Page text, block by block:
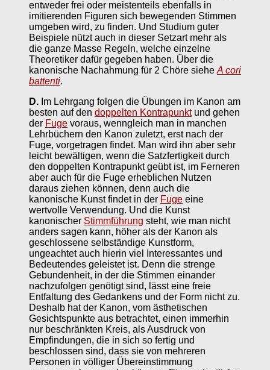
entweder frei oder meistenteils ebenfalls in
imitierenden Figuren sich bewegenden Stimmen
umgeben wird, zu finden. Und Studium guter
Beispiele nützt auch in dieser Setzart mehr als
die ganze Masse Regeln, welche einzelne
Theoretiker dafür gegeben haben. Über die
kanonische Nachahmung für 2 Chöre sieheA cori
battenti.
D. Im Lehrgang folgen die Übungen im Kanon am
besten auf den doppelten Kontrapunktund gehen
der Fuge voraus, wenngleich man in manchen
Lehrbüchern den Kanon zuletzt, erst nach der
Fuge, vorgetragen findet. Man wird ihn aber sehr
leicht bewältigen, wenn die Satzfertigkeit durch
den doppelten Kontrapunkt geübt ist, im Ferneren
aber auch für die Fuge erheblichen Nutzen
daraus ziehen können, denn auch die
kanonische Kunst findet in der Fuge eine
wertvolle Verwendung. Und die Kunst
kanonischer Stimmführung steht, wie man nicht
anders sagen kann, höher als der Kanon als
geschlossene selbständige Kunstform,
ungeachtet auch hierin viel Interessantes und
Bedeutendes geleistet ist. Denn die strenge
Gebundenheit, in der die Stimmen einander
nachzufolgen genötigt sind, lässt eine freie
Entfaltung des Gedankens und der Form nicht zu.
Deshalb hat der Kanon, vom ästhetischen
Gesichtspunkte aus betrachtet, einen immerhin
nur beschränkten Kreis, als Ausdruck von
Empfindungen, die in sich so fertig und
beschlossen sind, dass sie von mehreren
Personen in völliger Übereinstimmung